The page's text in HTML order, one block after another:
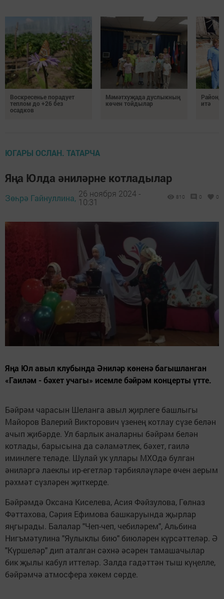
Воскресенье порадует
теплом до +26 без
осадков
Мәмәтхуҗада дуслыкның
көчен тойдылар
итә
ЮГАРЫ ОСЛАН. ТАТАРЧА
Яңа Юлда әниләрне котладылар
Зөһрә Гайнуллина, 26 ноября 2024 -
10:31
810 0 0
Яңа Юл авыл клубында Әниләр көненә багышланган
«Гаиләм - бәхет учагы» исемле бәйрәм концерты үтте.
Бәйрәм чарасын Шеланга авыл җирлеге башлыгы
Майоров Валерий Викторович үзенең котлау сүзе белән
ачып җибәрде. Ул барлык аналарны бәйрәм белән
котлады, барысына да сәламәтлек, бәхет, гаилә
иминлеге теләде. Шулай ук уллары МХОдә булган
әниләргә лаеклы ир-егетләр тәрбияләүләре өчен аерым
рәхмәт сүзләрен җиткерде.
Бәйрәмдә Оксана Киселева, Асия Фәйзулова, Гөлназ
Фәттахова, Сәрия Ефимова башкаруында җырлар
яңгырады. Балалар "Чеп-чеп, чебиләрем", Альбина
Нигъмәтулина "Яулыклы бию" биюләрен күрсәттеләр. Ә
"Күршеләр" дип аталган сәхнә әсәрен тамашачылар
бик җылы кабул иттеләр. Залда гадәттән тыш күңелле,
бәйрәмчә атмосфера хөкем сөрде.